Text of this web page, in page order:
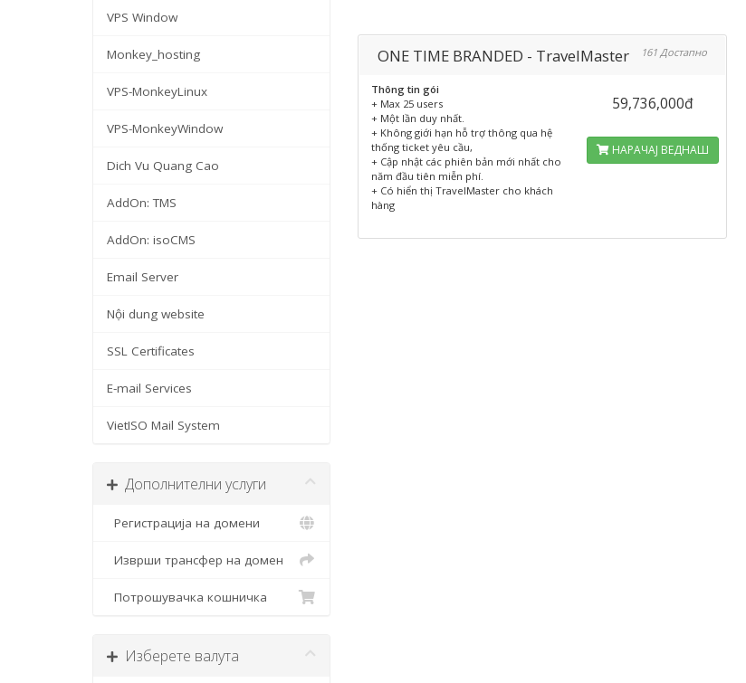
VPS Window
Monkey_hosting
VPS-MonkeyLinux
VPS-MonkeyWindow
Dich Vu Quang Cao
AddOn: TMS
AddOn: isoCMS
Email Server
Nội dung website
SSL Certificates
E-mail Services
VietISO Mail System
Дополнителни услуги
Регистрација на домени
Изврши трансфер на домен
Потрошувачка кошничка
Изберете валута
ONE TIME BRANDED - TravelMaster 161 Достапно
Thông tin gói
+ Max 25 users
+ Một lần duy nhất.
+ Không giới hạn hỗ trợ thông qua hệ
thống ticket yêu cầu,
+ Cập nhật các phiên bản mới nhất cho
năm đầu tiên miễn phí.
+ Có hiển thị TravelMaster cho khách
hàng
59,736,000đ
НАРАЧАЈ ВЕДНАШ